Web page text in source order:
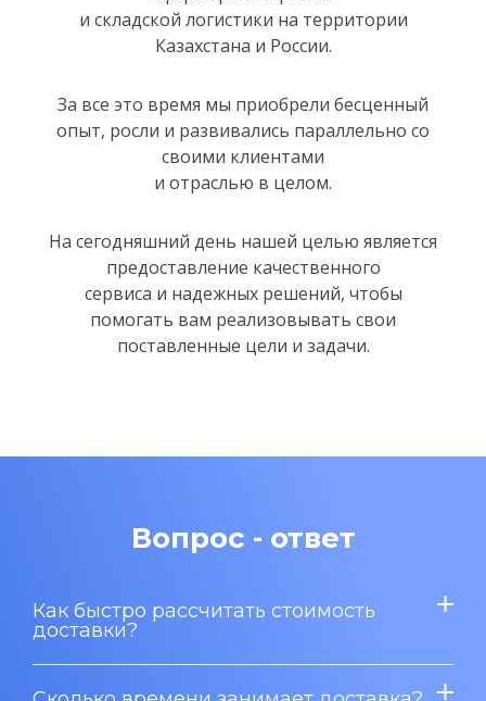
и складской логистики на территории
Казахстанa и России.
За все это время мы приобрели бесценный
опыт, росли и развивались параллельно со
своими клиентами
и отраслью в целом.
На сегодняшний день нашей целью является
предоставление качественного
сервиса и надежных решений, чтобы
помогать вам реализовывать свои
поставленные цели и задачи.
Вопрос - ответ
Как быстро рассчитать стоимость
доставки?